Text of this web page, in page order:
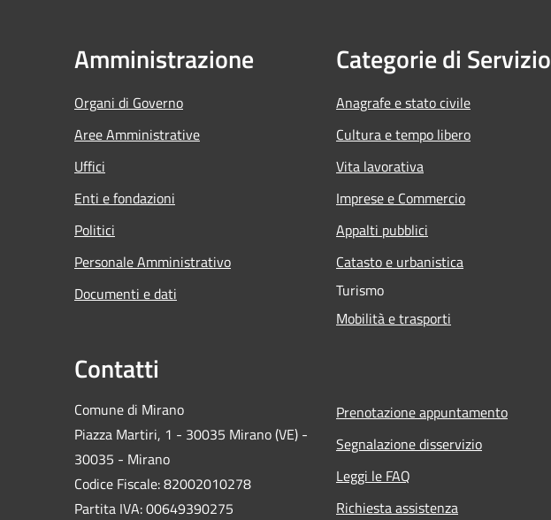
Amministrazione
Organi di Governo
Aree Amministrative
Uffici
Enti e fondazioni
Politici
Personale Amministrativo
Documenti e dati
Categorie di Servizio
Anagrafe e stato civile
Cultura e tempo libero
Vita lavorativa
Imprese e Commercio
Appalti pubblici
Catasto e urbanistica
Turismo
Mobilità e trasporti
Contatti
Comune di Mirano
Piazza Martiri, 1 - 30035 Mirano (VE) -
30035 - Mirano
Codice Fiscale: 82002010278
Partita IVA: 00649390275
Prenotazione appuntamento
Segnalazione disservizio
Leggi le FAQ
Richiesta assistenza